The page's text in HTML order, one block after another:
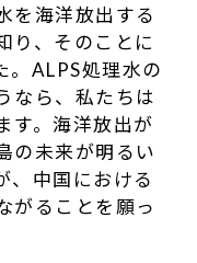
を海洋放出する
り、そのことに
。ALPS処理水の
なら、私たちは
す。海洋放出が
の未来が明るい
、中国における
がることを願っ